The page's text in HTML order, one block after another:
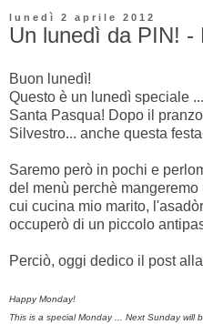
lunedì 2 aprile 2012
Un lunedì da PIN! -
Buon lunedì!
Questo è un lunedì speciale
Santa Pasqua! Dopo il
Silvestro... anche questa
Saremo però in pochi e
del menù perchè
cui cucina mio marito,
occuperò di un piccolo
Perciò, oggi dedico il post alla
Happy Monday!
This is a special Monday Next Sunday will